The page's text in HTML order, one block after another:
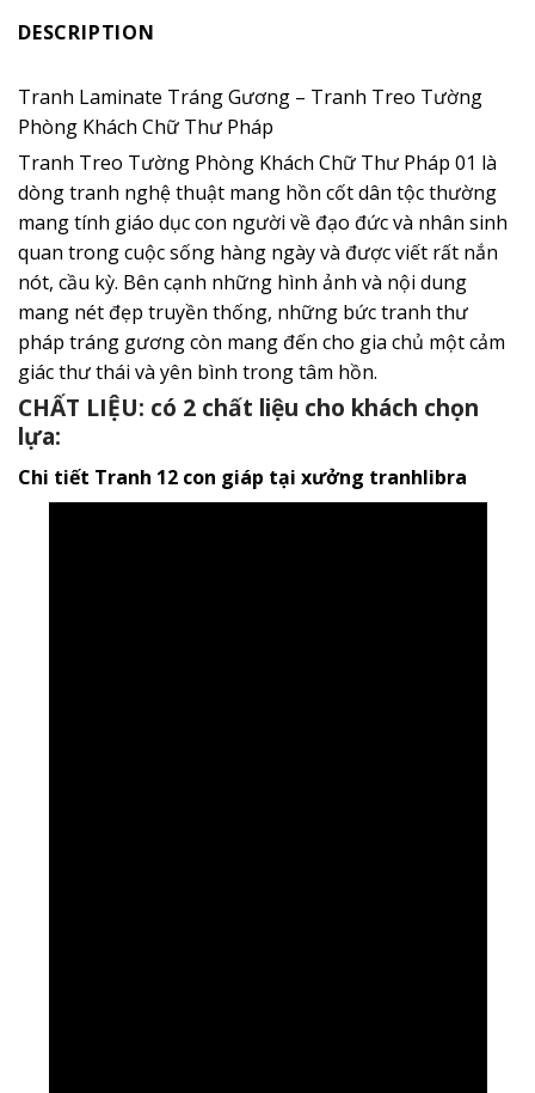
DESCRIPTION
Tranh Laminate Tráng Gương – Tranh Treo Tường
Phòng Khách Chữ Thư Pháp
Tranh Treo Tường Phòng Khách Chữ Thư Pháp 01 là
dòng tranh nghệ thuật mang hồn cốt dân tộc thường
mang tính giáo dục con người về đạo đức và nhân sinh
quan trong cuộc sống hàng ngày và được viết rất nắn
nót, cầu kỳ. Bên cạnh những hình ảnh và nội dung
mang nét đẹp truyền thống, những bức tranh thư
pháp tráng gương còn mang đến cho gia chủ một cảm
giác thư thái và yên bình trong tâm hồn.
CHẤT LIỆU: có 2 chất liệu cho khách chọn
lựa:
Chi tiết Tranh 12 con giáp tại xưởng tranhlibra